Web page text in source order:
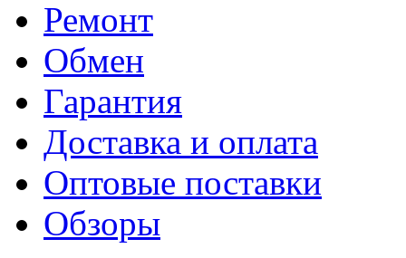
Ремонт
Обмен
Гарантия
Доставка и оплата
Оптовые поставки
Обзоры